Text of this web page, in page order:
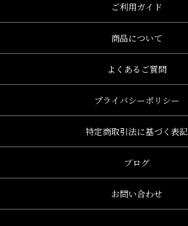
ご利用ガイド
商品について
よくあるご質問
プライバシーポリシー
特定商取引法に基づく表記
ブログ
お問い合わせ